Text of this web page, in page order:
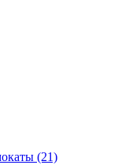
(21)